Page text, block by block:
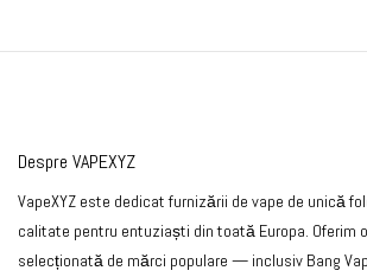
Despre VAPEXYZ
VapeXYZ este dedicat furnizării de vape de unică
calitate pentru entuziaști din toată Europa. Oferim
selecționată de mărci populare — inclusiv Bang